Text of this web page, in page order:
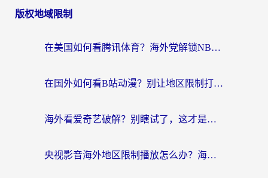
版权地域限制
在美国如何看腾讯体育？海外党解锁NBA欧洲杯直播的终极攻略
在国外如何看B站动漫？别让地区限制打断你的追番节奏
海外看爱奇艺破解？别瞎试了，这才是留学生华人追剧看球的正确打开方式
央视影音海外地区限制播放怎么办？海外党亲测有效的回国加速指南